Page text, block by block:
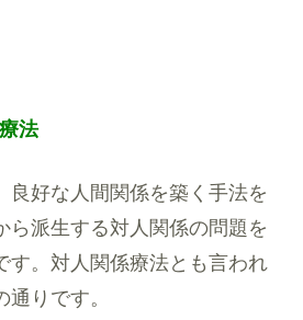
法
良好な人間関係を築く手法を
ら派生する対人関係の問題を
す。対人関係療法とも言われ
りです。